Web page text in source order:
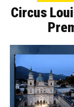
Circus